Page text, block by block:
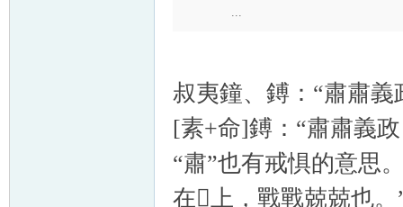
...
叔夷鐘、鎛：“肅肅義
[素+命]鎛：“肅肅義
“肅”也有戒惧的意思
在𣶒上，戰戰兢兢也